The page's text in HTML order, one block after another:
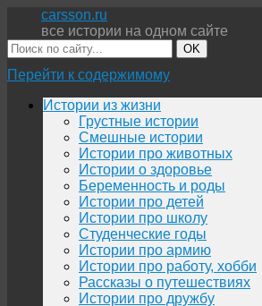
carsson.ru
все истории на одном сайте
OK
Перейти к содержимому
Истории из жизни
Грустные истории
Смешные истории
Истории про животных
Истории о здоровье
Беременность и роды
Истории про детей
Истории про школу
Студенческие годы
Истории про армию
Истории про работу, хобби
Рассказы о путешествиях
Истории про дружбу